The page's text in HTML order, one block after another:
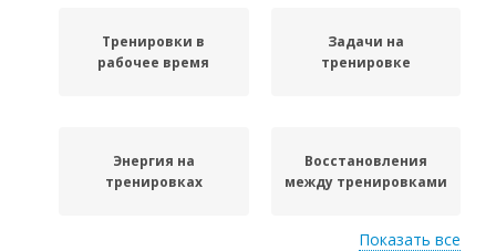
Тренировки в
рабочее время
Задачи на
тренировке
Энергия на
тренировках
Восстановления
между тренировками
Показать все